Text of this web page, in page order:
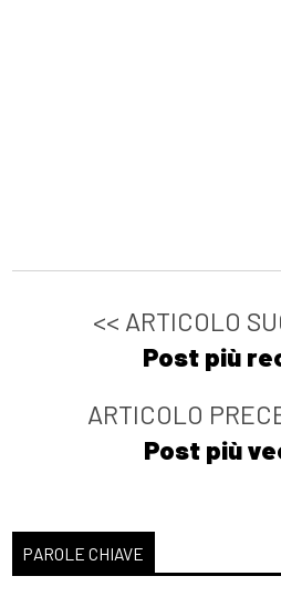
<< ARTICOLO
Post più
ARTICOLO
Post più
PAROLE CHIAVE